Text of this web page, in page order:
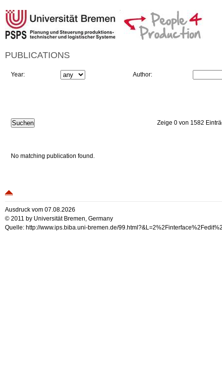
PUBLICATIONS
Year: Author:
Zeige 0 von 1582
No matching publication found.
Ausdruck vom 07.08.2026
© 2011 by Universität Bremen, Germany
Quelle: http://www.ips.biba.uni-bremen.de/